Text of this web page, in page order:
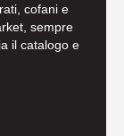
cofani e
sempre
il catalogo e